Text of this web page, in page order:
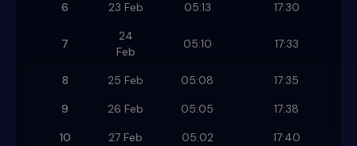
6
23 Feb 05:13 17:30
7
24
Feb
05:10 17:33
8 25 Feb 05:08
17:35
9
26 Feb 05:05
17:38
10
27 Feb 05:02
17:40